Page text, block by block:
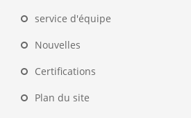
service d'équipe
Nouvelles
Certifications
Plan du site